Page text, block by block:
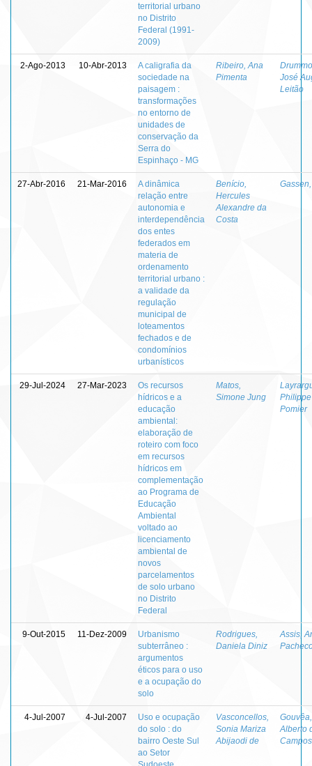
territorial urbano
no Distrito
Federal (1991-
2009)
2-Ago-2013 10-Abr-2013
A caligrafia da
sociedade na
paisagem :
transformações
no entorno de
unidades de
conservação da
Serra do
Espinhaço - MG
Ribeiro, Ana
Pimenta
José
Leitão
27-Abr-2016 21-Mar-2016
A dinâmica
relação entre
autonomia e
interdependência
dos entes
federados em
materia de
ordenamento
territorial urbano :
a validade da
regulação
municipal de
loteamentos
fechados e de
condomínios
urbanísticos
Benício,
Hercules
Alexandre da
Costa
29-Jul-2024 27-Mar-2023
Os recursos
hídricos e a
educação
ambiental:
elaboração de
roteiro com foco
em recursos
hídricos em
complementação
ao Programa de
Educação
Ambiental
voltado ao
licenciamento
ambiental de
novos
parcelamentos
de solo urbano
no Distrito
Federal
Matos,
Simone Jung
Philippe
Pomier
9-Out-2015 11-Dez-2009
Urbanismo
subterrâneo :
argumentos
éticos para o uso
e a ocupação do
solo
Rodrigues,
Daniela Diniz
Assis,
4-Jul-2007 4-Jul-2007
Uso e ocupação
do solo : do
bairro Oeste Sul
ao Setor
Vasconcellos,
Sonia Mariza
Abijaodi de
Alberto
Campos